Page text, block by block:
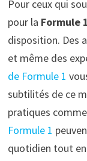
Pour ceux qui
pour la Formule 1
disposition. Des
et même des
de Formule 1
subtilités de ce
pratiques
Formule 1
quotidien tout